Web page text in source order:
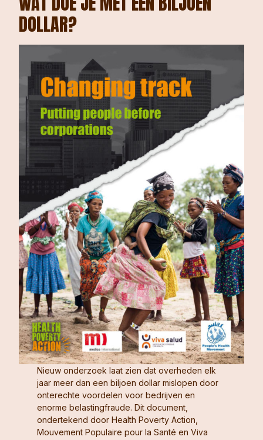
DOLLAR?
Nieuw onderzoek laat zien dat overheden elk
jaar meer dan een biljoen dollar mislopen door
onterechte voordelen voor bedrijven en
enorme belastingfraude. Dit document,
ondertekend door Health Poverty Action,
Mouvement Populaire pour la Santé en Viva